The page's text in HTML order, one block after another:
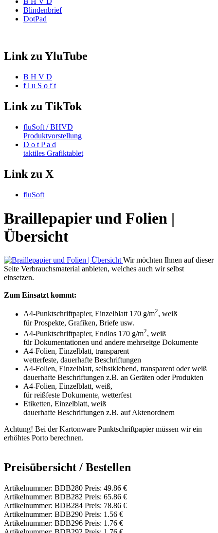
Blindenbrief
DotPad
Link zu YluTube
B H V D
f l u S o f t
Link zu TikTok
fluSoft / BHVD
Produktvorstellung
D o t P a d
taktiles Grafiktablet
Link zu X
fluSoft
Braillepapier und Folien |
Übersicht
Wir möchten Ihnen auf dieser
Seite Verbrauchsmaterial anbieten, welches auch wir selbst
einsetzen.
Zum Einsatzt kommt:
A4-Punktschriftpapier, Einzelblatt 170 g/m2, weiß
für Prospekte, Grafiken, Briefe usw.
A4-Punktschriftpapier, Endlos 170 g/m2, weiß
für Dokumentationen und andere mehrseitge Dokumente
A4-Folien, Einzelblatt, transparent
wetterfeste, dauerhafte Beschriftungen
A4-Folien, Einzelblatt, selbstklebend, transparent oder weiß
dauerhafte Beschriftungen z.B. an Geräten oder Produkten
A4-Folien, Einzelblatt, weiß,
für reißfeste Dokumente, wetterfest
Etiketten, Einzelblatt, weiß
dauerhafte Beschriftungen z.B. auf Aktenordnern
Achtung! Bei der Kartonware Punktschriftpapier müssen wir ein
erhöhtes Porto berechnen.
Preisübersicht / Bestellen
Artikelnummer: BDB280 Preis: 49.86 €
Artikelnummer: BDB282 Preis: 65.86 €
Artikelnummer: BDB284 Preis: 78.86 €
Artikelnummer: BDB290 Preis: 1.56 €
Artikelnummer: BDB296 Preis: 1.76 €